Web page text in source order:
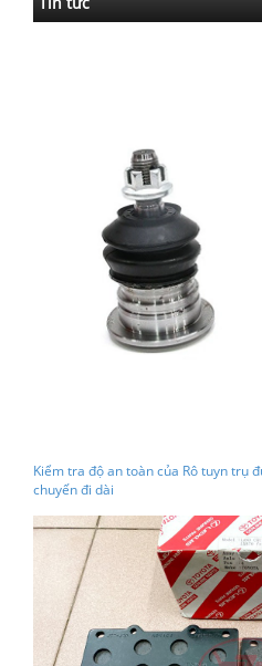
Kiểm tra độ an toàn của Rô tuyn trụ
chuyến đi dài